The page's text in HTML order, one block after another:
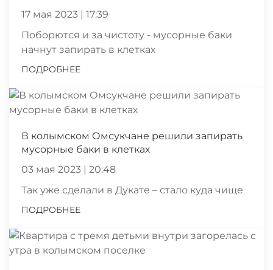
17 мая 2023 | 17:39
Поборются и за чистоту - мусорные баки
начнут запирать в клетках
ПОДРОБНЕЕ
В колымском Омсукчане решили запирать
мусорные баки в клетках
03 мая 2023 | 20:48
Так уже сделали в Дукате – стало куда чище
ПОДРОБНЕЕ